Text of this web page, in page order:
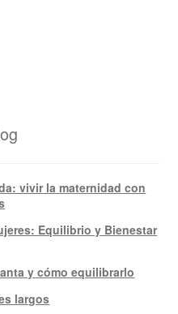
vivir la maternidad con
Equilibrio y Bienestar
y cómo equilibrarlo
largos